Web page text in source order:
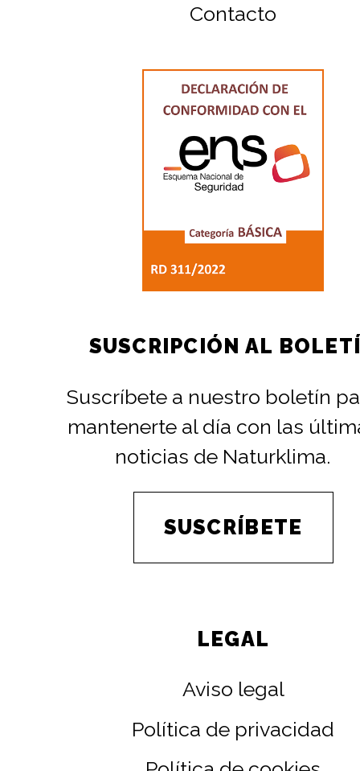
Contacto
SUSCRIPCIÓN AL
Suscríbete a nuestro boletín
mantenerte al día con las
noticias de Naturklima.
SUSCRÍBETE
LEGAL
Aviso legal
Política de privacidad